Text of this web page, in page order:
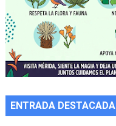
ENTRADA DESTACADA